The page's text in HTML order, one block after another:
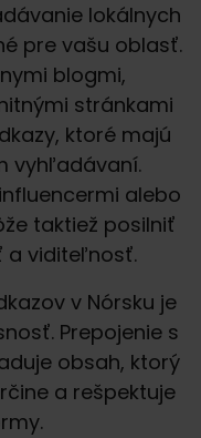
lokálnych
pre vašu oblasť.
blogmi,
stránkami
ktoré majú
vyhľadávaní.
alebo
taktiež posilniť
a viditeľnosť.
v Nórsku je
Prepojenie s
obsah, ktorý
a rešpektuje